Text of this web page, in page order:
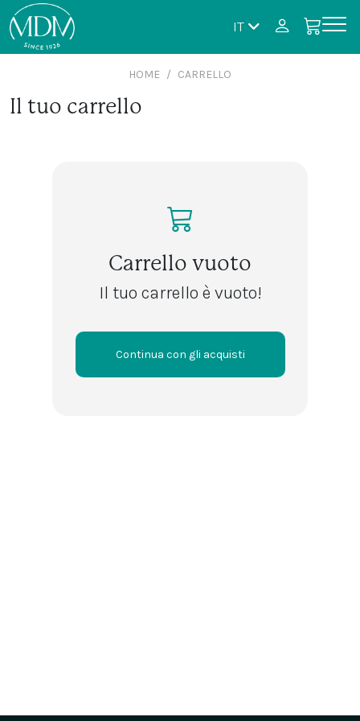
IT
HOME CARRELLO
Il tuo carrello
Carrello vuoto
Il tuo carrello è vuoto!
Continua con gli acquisti